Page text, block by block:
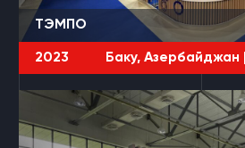
ТЭМПО
2023 Баку, Азербайджан |